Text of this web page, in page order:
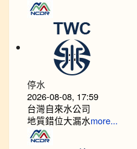
停水
2026-08-08, 17:59
台灣自來水公司
地質錯位大漏水more...